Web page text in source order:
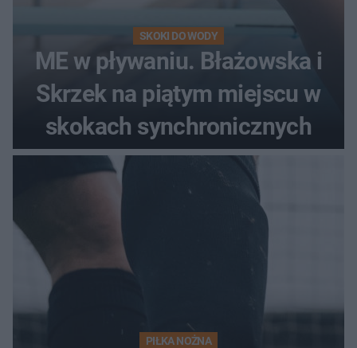
SKOKI DO WODY
ME w pływaniu. Błażowska i
Skrzek na piątym miejscu w
skokach synchronicznych
PIŁKA NOŻNA